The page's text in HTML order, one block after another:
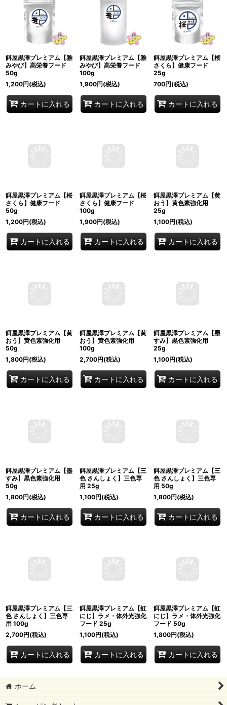
餌屋黒澤プレミアム【雅
みやび】高栄養フード
50g
1,200円(税込)
カートに入れる
餌屋黒澤プレミアム【雅
みやび】高栄養フード
100g
1,900円(税込)
カートに入れる
餌屋黒澤プレミアム【桜
さくら】健康フード
25g
700円(税込)
カートに入れる
餌屋黒澤プレミアム【桜
さくら】健康フード
50g
1,200円(税込)
カートに入れる
餌屋黒澤プレミアム【桜
さくら】健康フード
100g
1,900円(税込)
カートに入れる
餌屋黒澤プレミアム【黄
おう】黄色素強化用
25g
1,100円(税込)
カートに入れる
餌屋黒澤プレミアム【黄
おう】黄色素強化用
50g
1,800円(税込)
カートに入れる
餌屋黒澤プレミアム【黄
おう】黄色素強化用
100g
2,700円(税込)
カートに入れる
餌屋黒澤プレミアム【墨
すみ】黒色素強化用
25g
1,100円(税込)
カートに入れる
餌屋黒澤プレミアム【墨
すみ】黒色素強化用
50g
1,800円(税込)
カートに入れる
餌屋黒澤プレミアム【三
色 さんしょく】三色専
用 25g
1,100円(税込)
カートに入れる
餌屋黒澤プレミアム【三
色 さんしょく】三色専
用 50g
1,800円(税込)
カートに入れる
餌屋黒澤プレミアム【三
色 さんしょく】三色専
用 100g
2,700円(税込)
カートに入れる
餌屋黒澤プレミアム【虹
にじ】ラメ・体外光強化
フード 25g
1,100円(税込)
カートに入れる
餌屋黒澤プレミアム【虹
にじ】ラメ・体外光強化
フード 50g
1,800円(税込)
カートに入れる
ホーム